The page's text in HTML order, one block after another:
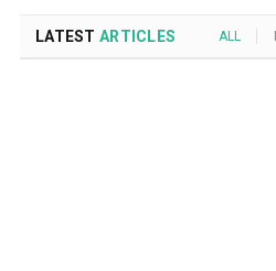
LATEST ARTICLES ALL